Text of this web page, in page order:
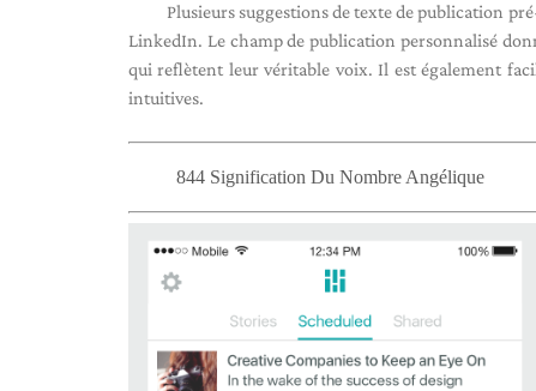
Plusieurs suggestions de texte de publication
LinkedIn. Le champ de publication personnalisé
qui reflètent leur véritable voix. Il est également
intuitives.
844 Signification Du Nombre Angélique